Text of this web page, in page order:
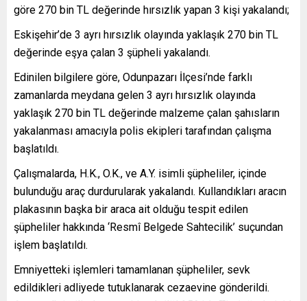
göre 270 bin TL değerinde hırsızlık yapan 3 kişi yakalandı;
Eskişehir’de 3 ayrı hırsızlık olayında yaklaşık 270 bin TL
değerinde eşya çalan 3 şüpheli yakalandı.
Edinilen bilgilere göre, Odunpazarı İlçesi’nde farklı
zamanlarda meydana gelen 3 ayrı hırsızlık olayında
yaklaşık 270 bin TL değerinde malzeme çalan şahısların
yakalanması amacıyla polis ekipleri tarafından çalışma
başlatıldı.
Çalışmalarda, H.K., O.K., ve A.Y. isimli şüpheliler, içinde
bulunduğu araç durdurularak yakalandı. Kullandıkları aracın
plakasının başka bir araca ait olduğu tespit edilen
şüpheliler hakkında ‘Resmî Belgede Sahtecilik’ suçundan
işlem başlatıldı.
Emniyetteki işlemleri tamamlanan şüpheliler, sevk
edildikleri adliyede tutuklanarak cezaevine gönderildi.